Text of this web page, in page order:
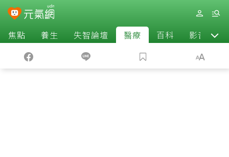
焦點 養生 失智論壇 醫療 百科 影音